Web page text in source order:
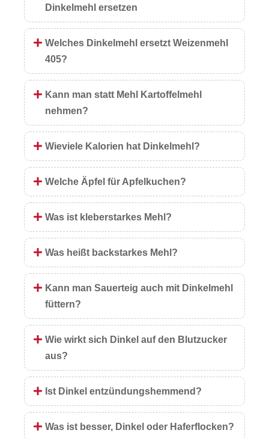
Dinkelmehl ersetzen
Welches Dinkelmehl ersetzt Weizenmehl
405?
Kann man statt Mehl Kartoffelmehl
nehmen?
Wieviele Kalorien hat Dinkelmehl?
Welche Äpfel für Apfelkuchen?
Was ist kleberstarkes Mehl?
Was heißt backstarkes Mehl?
Kann man Sauerteig auch mit Dinkelmehl
füttern?
Wie wirkt sich Dinkel auf den Blutzucker
aus?
Ist Dinkel entzündungshemmend?
Was ist besser, Dinkel oder Haferflocken?